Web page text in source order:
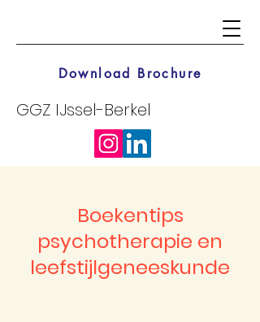
GGZ IJssel-Berkel
Download Brochure
Boekentips
psychotherapie en
leefstijlgeneeskunde